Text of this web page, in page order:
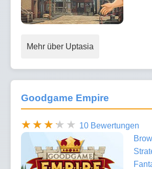
Mehr über Uptasia
Goodgame Empire
10 Bewertungen